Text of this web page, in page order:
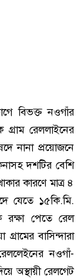
বিভক্ত নওগাঁর
রেললাইনের
নানা প্রয়োজনে
দশটির বেশি
কারণে মাত্র ৪
যেতে ১৫কি.মি.
রক্ষা পেতে রেল
বাসিন্দারা
নওগাঁ-
অস্থায়ী রেলগেট